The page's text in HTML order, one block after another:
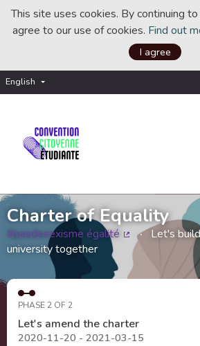
This site uses cookies. By continuing
agree to our use of cookies. Find out
I agree
English Choisir la langue
Charter of Equality
#pasdesexisme égalité
(External link)
Let's
university together
PHASE 2 OF 2
Let's amend the charter
2020-11-20 - 2021-03-15